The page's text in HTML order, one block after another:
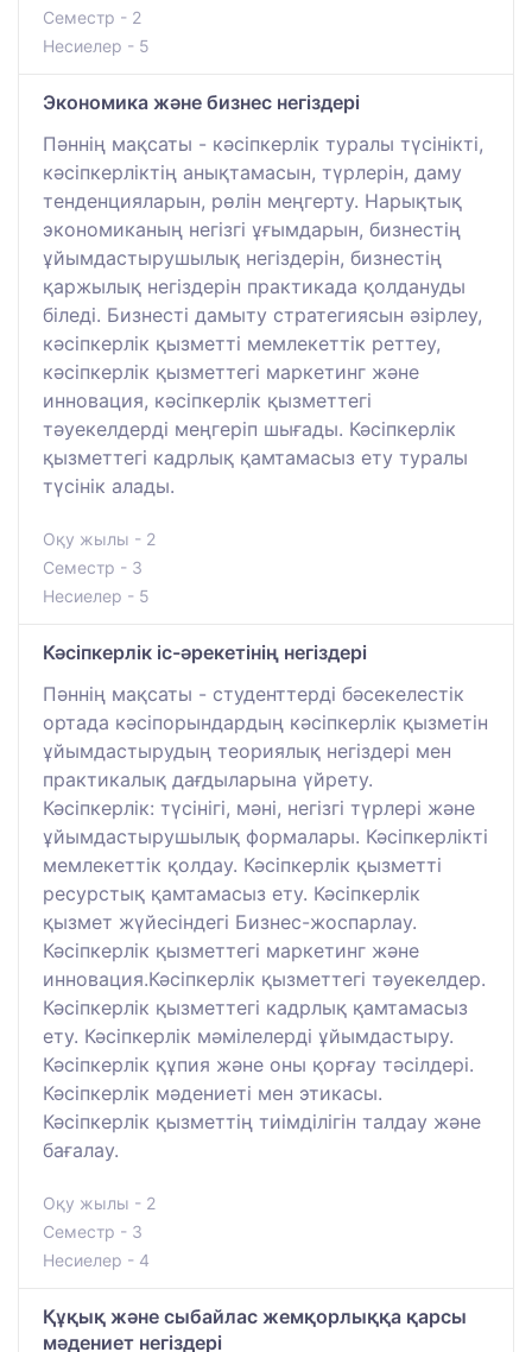
Семестр - 2
Несиелер - 5
Экономика және бизнес негіздері
Пәннің мақсаты - кәсіпкерлік туралы түсінікті,
кәсіпкерліктің анықтамасын, түрлерін, даму
тенденцияларын, рөлін меңгерту. Нарықтық
экономиканың негізгі ұғымдарын, бизнестің
ұйымдастырушылық негіздерін, бизнестің
қаржылық негіздерін практикада қолдануды
біледі. Бизнесті дамыту стратегиясын әзірлеу,
кәсіпкерлік қызметті мемлекеттік реттеу,
кәсіпкерлік қызметтегі маркетинг және
инновация, кәсіпкерлік қызметтегі
тәуекелдерді меңгеріп шығады. Кәсіпкерлік
қызметтегі кадрлық қамтамасыз ету туралы
түсінік алады.
Оқу жылы - 2
Семестр - 3
Несиелер - 5
Кәсіпкерлік іс-әрекетінің негіздері
Пәннің мақсаты - студенттерді бәсекелестік
ортада кәсіпорындардың кәсіпкерлік қызметін
ұйымдастырудың теориялық негіздері мен
практикалық дағдыларына үйрету.
Кәсіпкерлік: түсінігі, мәні, негізгі түрлері және
ұйымдастырушылық формалары. Кәсіпкерлікті
мемлекеттік қолдау. Кәсіпкерлік қызметті
ресурстық қамтамасыз ету. Кәсіпкерлік
қызмет жүйесіндегі Бизнес-жоспарлау.
Кәсіпкерлік қызметтегі маркетинг және
инновация.Кәсіпкерлік қызметтегі тәуекелдер.
Кәсіпкерлік қызметтегі кадрлық қамтамасыз
ету. Кәсіпкерлік мәмілелерді ұйымдастыру.
Кәсіпкерлік құпия және оны қорғау тәсілдері.
Кәсіпкерлік мәдениеті мен этикасы.
Кәсіпкерлік қызметтің тиімділігін талдау және
бағалау.
Оқу жылы - 2
Семестр - 3
Несиелер - 4
Құқық және сыбайлас жемқорлыққа қарсы
мәдениет негіздері